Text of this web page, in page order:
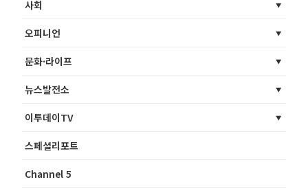
사회
오피니언
문화·라이프
뉴스발전소
이투데이TV
스페셜리포트
Channel 5